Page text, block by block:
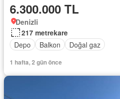
6.300.000 TL
Denizli
217 metrekare
Depo
Balkon Doğal gaz
1 hafta, 2 gün önce